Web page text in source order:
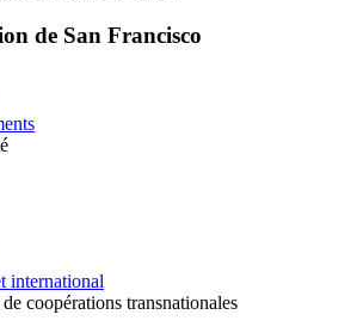
de San Francisco
international
de coopérations transnationales